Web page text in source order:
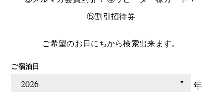
⑤割引招待券
ご希望のお日にちから検索出来ます。
ご宿泊日
年